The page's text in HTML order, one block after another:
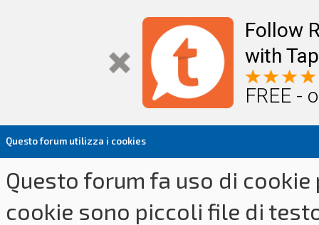
Follow
with
FREE -
Questo forum utilizza i cookies
Questo forum fa uso di
cookie sono piccoli file di